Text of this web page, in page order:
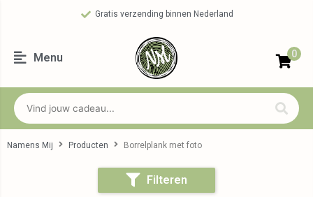
Gratis verzending binnen Nederland
Menu 0
Namens Mij Producten Borrelplank met foto
Filteren